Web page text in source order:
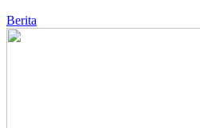
Berita